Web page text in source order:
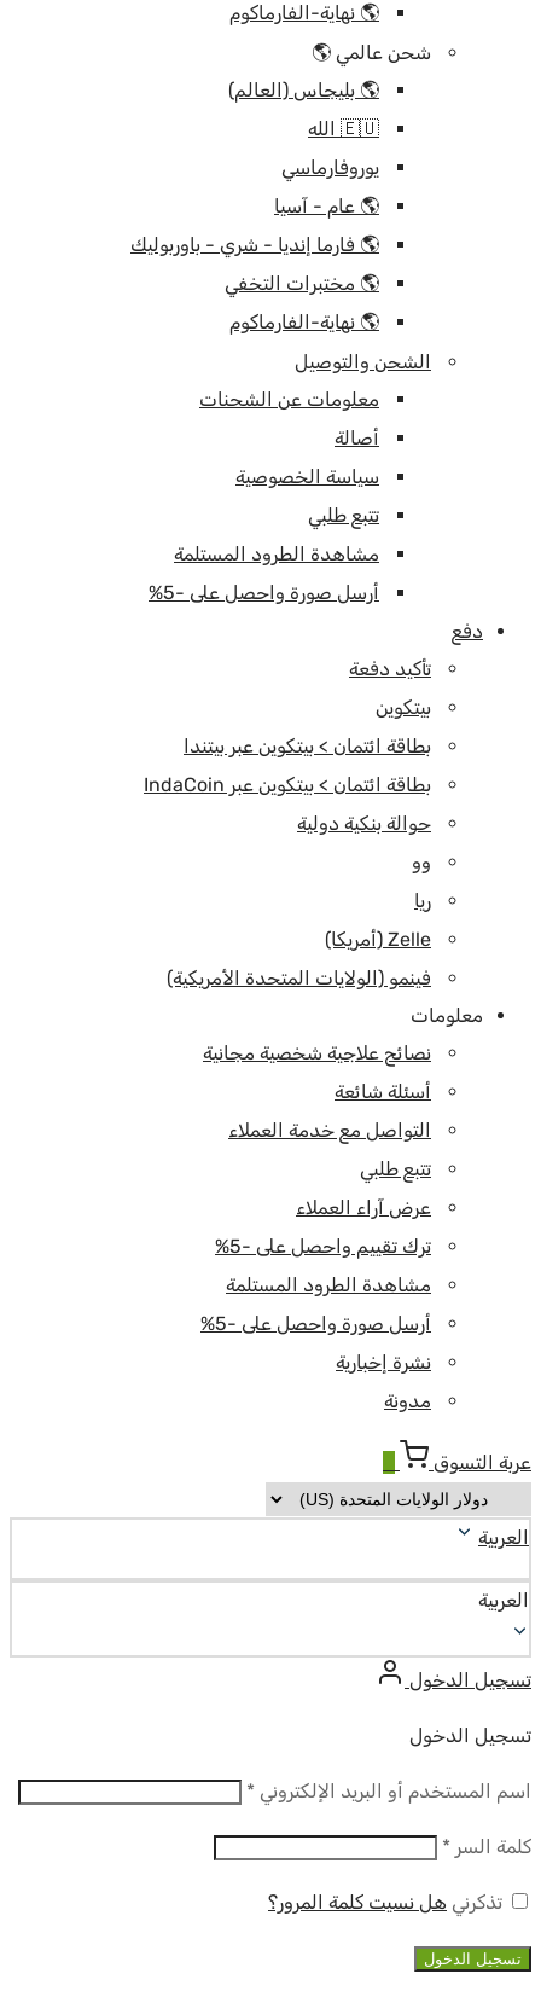
🌎 نهاية-الفارماكوم
شحن عالمي 🌎
🌎 بليجاس (العالم)
🇪🇺 الله
يوروفارماسي
🌎 عام - آسيا
🌎 فارما إنديا - شري - باوربوليك
🌎 مختبرات التخفي
🌎 نهاية-الفارماكوم
الشحن والتوصيل
معلومات عن الشحنات
أصالة
سياسة الخصوصية
تتبع طلبي
مشاهدة الطرود المستلمة
أرسل صورة واحصل على -5%
دفع
تأكيد دفعة
بيتكوين
بطاقة ائتمان > بيتكوين عبر بيتندا
بطاقة ائتمان > بيتكوين عبر IndaCoin
حوالة بنكية دولية
وو
ريا
Zelle (أمريكا)
فينمو (الولايات المتحدة الأمريكية)
معلومات
نصائح علاجية شخصية مجانية
أسئلة شائعة
التواصل مع خدمة العملاء
تتبع طلبي
عرض آراء العملاء
ترك تقييم واحصل على -5%
مشاهدة الطرود المستلمة
أرسل صورة واحصل على -5%
نشرة إخبارية
مدونة
عربة التسوق
العربية
العربية
تسجيل الدخول
تسجيل الدخول
اسم المستخدم أو البريد الإلكتروني * مطلوب
كلمة السر * مطلوب
تذكرني هل نسيت كلمة المرور؟
تسجيل الدخول